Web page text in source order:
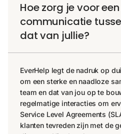
Hoe zorg je voor
communicatie
dat van jullie?
EverHelp legt de nadruk op
om een ​​sterke en naadloze
team en dat van jou op te
regelmatige interacties om
Service Level Agreements
klanten tevreden zijn met de